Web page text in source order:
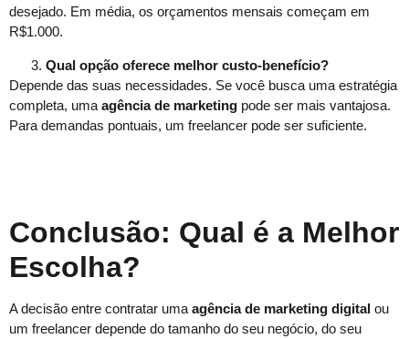
desejado. Em média, os orçamentos mensais começam em
R$1.000.
Qual opção oferece melhor custo-benefício?
Depende das suas necessidades. Se você busca uma estratégia
completa, uma agência de marketing pode ser mais vantajosa.
Para demandas pontuais, um freelancer pode ser suficiente.
Conclusão: Qual é a Melhor
Escolha?
A decisão entre contratar uma agência de marketing digital ou
um freelancer depende do tamanho do seu negócio, do seu